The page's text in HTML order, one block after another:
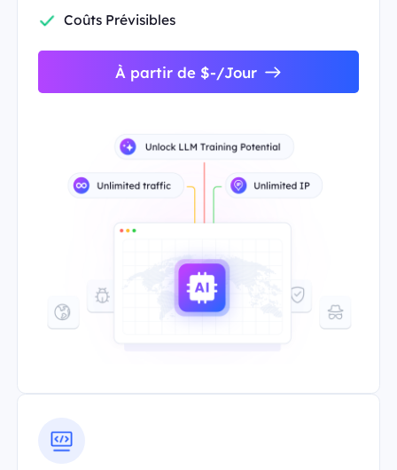
Coûts Prévisibles
À partir de $-/Jour